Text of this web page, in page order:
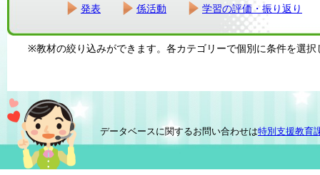
発表 係活動 学習の評価・振り返り
※教材の絞り込みができます。各カテゴリーで個別に条件を選択
データベースに関するお問い合わせは特別支援教育